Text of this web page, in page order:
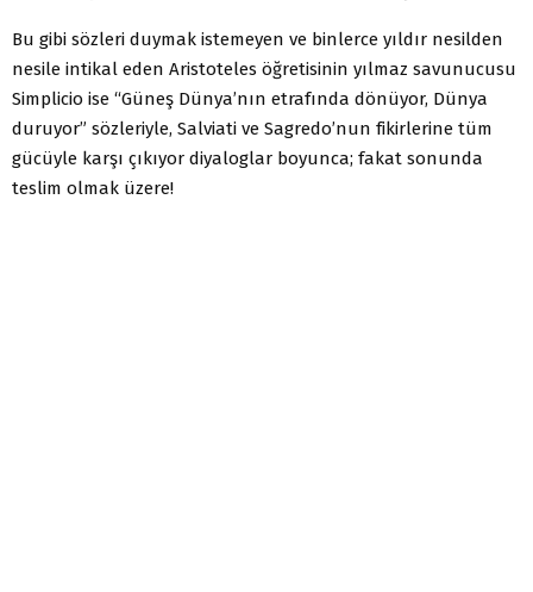
Bu gibi sözleri duymak istemeyen ve binlerce yıldır nesilden
nesile intikal eden Aristoteles öğretisinin yılmaz savunucusu
Simplicio ise “Güneş Dünya’nın etrafında dönüyor, Dünya
duruyor” sözleriyle, Salviati ve Sagredo’nun fikirlerine tüm
gücüyle karşı çıkıyor diyaloglar boyunca; fakat sonunda
teslim olmak üzere!